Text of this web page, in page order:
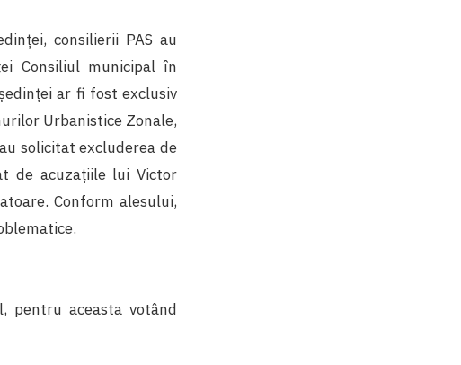
consilierii PAS au
Consiliul municipal în
ar fi fost exclusiv
Urbanistice Zonale,
solicitat excluderea de
de acuzațiile lui Victor
Conform alesului,
pentru aceasta votând